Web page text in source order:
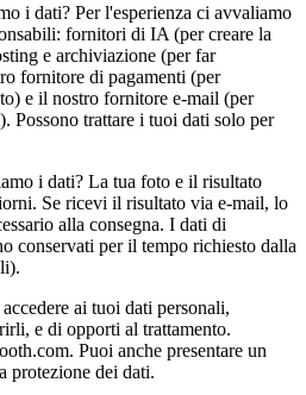
i dati? Per l'esperienza ci avvaliamo
fornitori di IA (per creare la
e archiviazione (per far
fornitore di pagamenti (per
e il nostro fornitore e-mail (per
Possono trattare i tuoi dati solo per
i dati? La tua foto e il risultato
Se ricevi il risultato via e-mail, lo
alla consegna. I dati di
conservati per il tempo richiesto dalla
ai tuoi dati personali,
e di opporti al trattamento.
Puoi anche presentare un
protezione dei dati.